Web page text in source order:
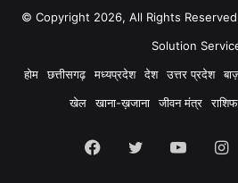
© Copyright 2026, All Rights
Solution
होम
छत्तीसगढ़ मध्यप्रदेश देश उत्तर प्रदेश
खेल
खाना-ख़जाना जीवन मंत्र
Facebook
Twitter